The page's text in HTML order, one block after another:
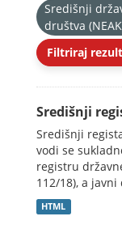
Središnji
društva
Filtriraj
Središnji
Središnji
vodi se
registru
112/18), a
HTML